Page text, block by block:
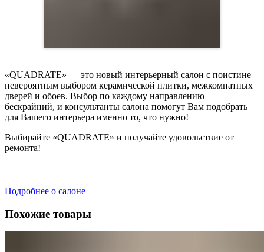
«QUADRATE» — это новый интерьерный салон с поистине
невероятным выбором керамической плитки, межкомнатных
дверей и обоев. Выбор по каждому направлению —
бескрайний, и консультанты салона помогут Вам подобрать
для Вашего интерьера именно то, что нужно!
Выбирайте «QUADRATE» и получайте удовольствие от
ремонта!
Подробнее о салоне
Похожие товары